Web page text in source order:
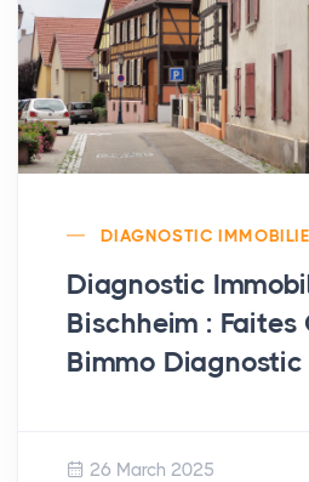
DIAGNOSTIC
Diagnostic
Bischheim :
Bimmo Diagnostic
26 March 2025